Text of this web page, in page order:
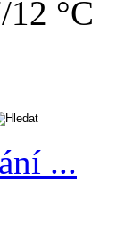
12 °C
...